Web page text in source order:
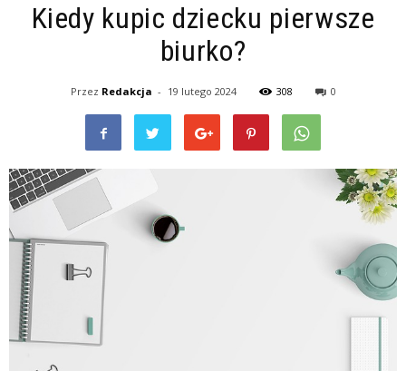
Kiedy kupic dziecku pierwsze
biurko?
Przez Redakcja - 19 lutego 2024 308 0